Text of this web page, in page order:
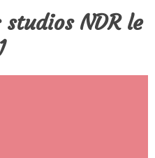
studios NDR le